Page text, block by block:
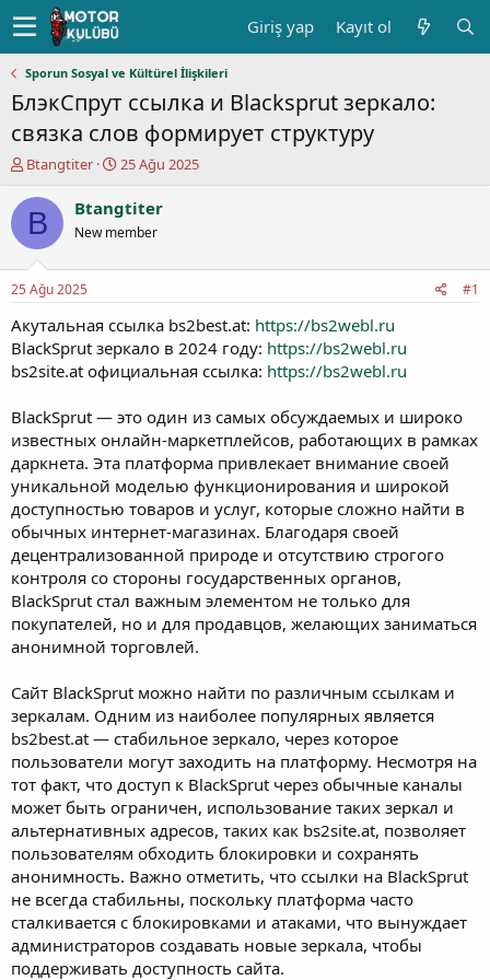
Giriş yap Kayıt ol
Sporun Sosyal ve Kültürel İlişkileri
БлэкСпрут ссылка и Blacksprut зеркало:
связка слов формирует структуру
K
n
u
y
b
a
ş
a
t
n
Btangtiter
B
ş
l
a
ç
a
r
h
i
25 Ağu 2025
B Btangtiter
New member
25 Ağu 2025 #1
Акутальная ссылка bs2best.at: https://bs2webl.ru
BlackSprut зеркало в 2024 году: https://bs2webl.ru
bs2site.at официальная ссылка: https://bs2webl.ru
BlackSprut — это один из самых обсуждаемых и широко
известных онлайн-маркетплейсов, работающих в рамках
даркнета. Эта платформа привлекает внимание своей
уникальной моделью функционирования и широкой
доступностью товаров и услуг, которые сложно найти в
обычных интернет-магазинах. Благодаря своей
децентрализованной природе и отсутствию строгого
контроля со стороны государственных органов,
BlackSprut стал важным элементом не только для
покупателей, но и для продавцов, желающих заниматься
анонимной торговлей.
Сайт BlackSprut можно найти по различным ссылкам и
зеркалам. Одним из наиболее популярных является
bs2best.at — стабильное зеркало, через которое
пользователи могут заходить на платформу. Несмотря на
тот факт, что доступ к BlackSprut через обычные каналы
может быть ограничен, использование таких зеркал и
альтернативных адресов, таких как bs2site.at, позволяет
пользователям обходить блокировки и сохранять
анонимность. Важно отметить, что ссылки на BlackSprut
не всегда стабильны, поскольку платформа часто
сталкивается с блокировками и атаками, что вынуждает
администраторов создавать новые зеркала, чтобы
поддерживать доступность сайта.